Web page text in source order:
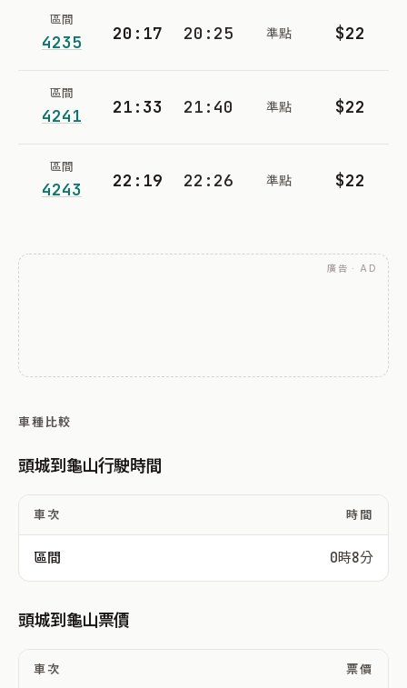
區間
4235 20:17 20:25 準點 $22
區間
4241 21:33 21:40 準點 $22
區間
4243 22:19 22:26 準點 $22
廣告 · AD
車種比較
頭城到龜山行駛時間
車次 時間
區間 0時8分
頭城到龜山票價
車次 票價